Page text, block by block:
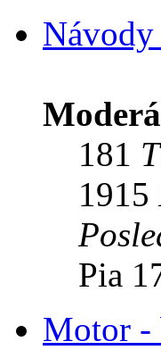
181
1915
Pia
Motor -